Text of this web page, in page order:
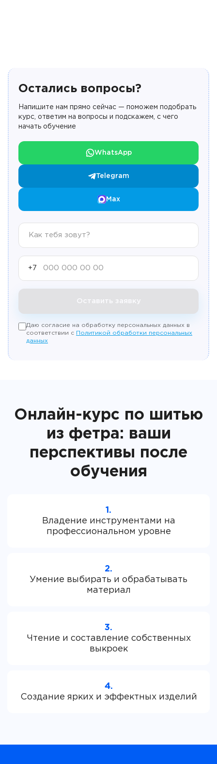
Остались вопросы?
Напишите нам прямо сейчас — поможем подобрать
курс, ответим на вопросы и подскажем, с чего
начать обучение
WhatsApp
Telegram
Max
+7
Оставить заявку
Даю согласие на обработку персональных данных в
соответствии с Политикой обработки персональных
данных
Онлайн-курс по шитью
из фетра: ваши
перспективы после
обучения
1.
Владение инструментами на
2.
Умение выбирать и обрабатывать
3.
Чтение и составление собственных
выкроек
4.